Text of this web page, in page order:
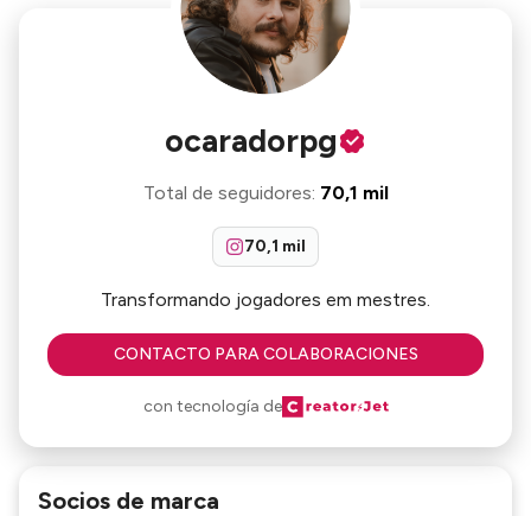
ocaradorpg
Total de seguidores: 70,1 mil
70,1 mil
Transformando jogadores em mestres.
CONTACTO PARA COLABORACIONES
con tecnología de
Socios de marca